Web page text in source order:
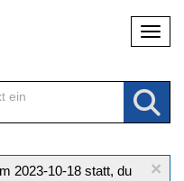
×
2023-10-18 statt, du